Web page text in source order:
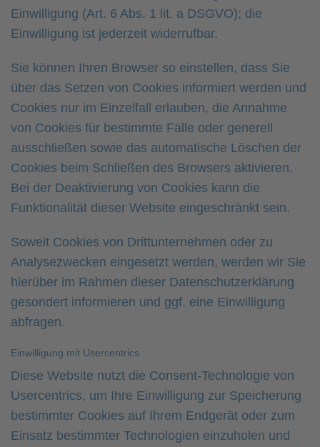
Einwilligung (Art. 6 Abs. 1 lit. a DSGVO); die
Einwilligung ist jederzeit widerrufbar.
Sie können Ihren Browser so einstellen, dass Sie
über das Setzen von Cookies informiert werden und
Cookies nur im Einzelfall erlauben, die Annahme
von Cookies für bestimmte Fälle oder generell
ausschließen sowie das automatische Löschen der
Cookies beim Schließen des Browsers aktivieren.
Bei der Deaktivierung von Cookies kann die
Funktionalität dieser Website eingeschränkt sein.
Soweit Cookies von Drittunternehmen oder zu
Analysezwecken eingesetzt werden, werden wir Sie
hierüber im Rahmen dieser Datenschutzerklärung
gesondert informieren und ggf. eine Einwilligung
abfragen.
Einwilligung mit Usercentrics
Diese Website nutzt die Consent-Technologie von
Usercentrics, um Ihre Einwilligung zur Speicherung
bestimmter Cookies auf Ihrem Endgerät oder zum
Einsatz bestimmter Technologien einzuholen und